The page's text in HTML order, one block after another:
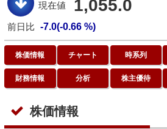
現在値 1,055.0
前日比 -7.0(-0.66 %)
株価情報 チャート 時系列
財務情報 分析 株主優待
株価情報